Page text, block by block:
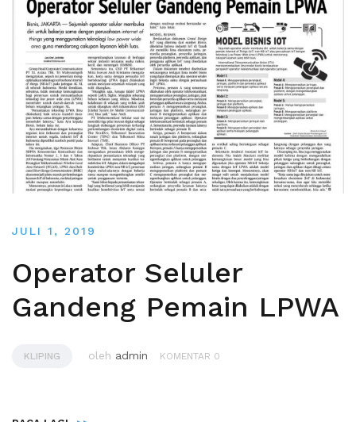
JULI 1, 2019
Operator Seluler
Gandeng Pemain LPWA
KLIPING oleh admin KOMENTAR 0